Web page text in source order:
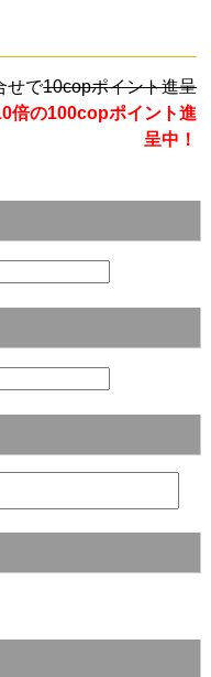
せで10copポイント進呈
倍の100copポイント進
呈中！